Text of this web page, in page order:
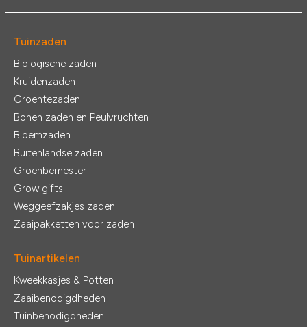
Tuinzaden
Biologische zaden
Kruidenzaden
Groentezaden
Bonen zaden en Peulvruchten
Bloemzaden
Buitenlandse zaden
Groenbemester
Grow gifts
Weggeefzakjes zaden
Zaaipakketten voor zaden
Tuinartikelen
Kweekkasjes & Potten
Zaaibenodigdheden
Tuinbenodigdheden